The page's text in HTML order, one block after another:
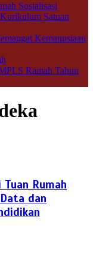
Sosialisasi
Satuan
Kemanusiaan
Ramah Tahun
Rumah
dan